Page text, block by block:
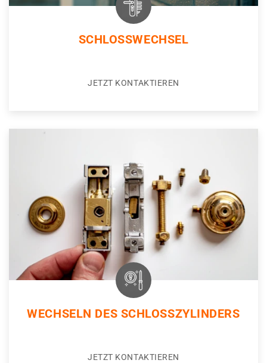
SCHLOSSWECHSEL
JETZT KONTAKTIEREN
WECHSELN DES SCHLOSSZYLINDERS
JETZT KONTAKTIEREN